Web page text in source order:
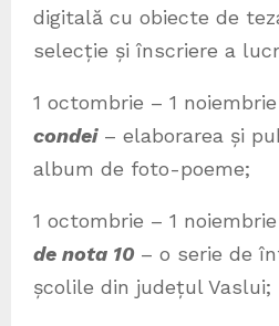
digitală cu obiecte de
selecție și înscriere a
1 octombrie – 1
condei– elaborarea și
album de foto-poeme;
1 octombrie – 1
de nota 10 – o serie de
școlile din județul Vaslui;